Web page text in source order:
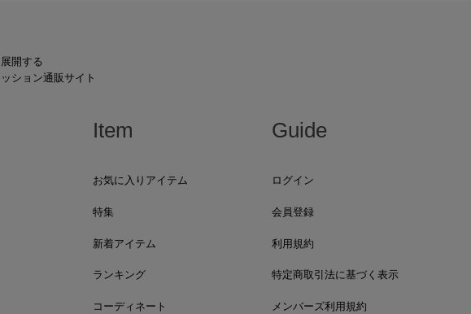
開する
ション通販サイト
Item
お気に入りアイテム
特集
新着アイテム
ランキング
コーディネート
Guide
ログイン
会員登録
利用規約
特定商取引法に基づく表示
メンバーズ利用規約